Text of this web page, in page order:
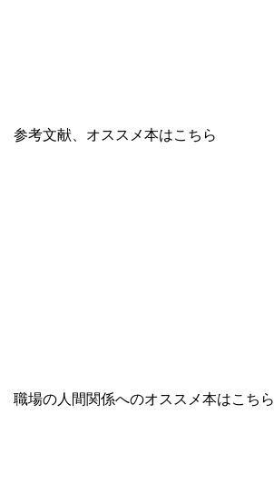
参考文献、オススメ本はこちら
職場の人間関係へのオススメ本はこちら